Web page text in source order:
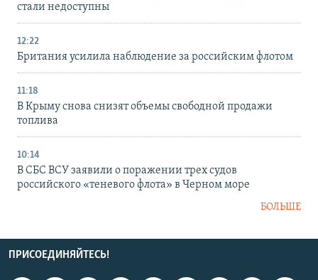
стали недоступны
12:22
Британия усилила наблюдение за российским флотом
11:18
В Крыму снова снизят объемы свободной продажи
топлива
10:14
В СБС ВСУ заявили о поражении трех судов
российского «теневого флота» в Черном море
БОЛЬШЕ
ПРИСОЕДИНЯЙТЕСЬ!